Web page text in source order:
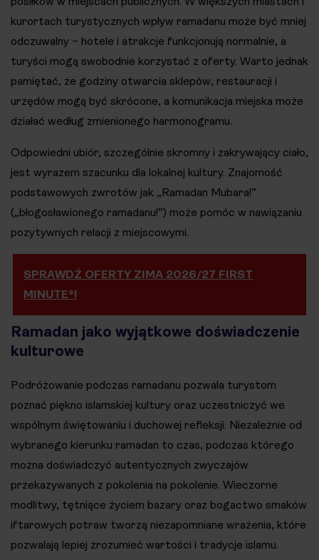
kurortach turystycznych wpływ ramadanu może być mniej
odczuwalny – hotele i atrakcje funkcjonują normalnie, a
turyści mogą swobodnie korzystać z oferty. Warto jednak
pamiętać, że godziny otwarcia sklepów, restauracji i
urzędów mogą być skrócone, a komunikacja miejska może
działać według zmienionego harmonogramu.
Odpowiedni ubiór, szczególnie skromny i zakrywający ciało,
jest wyrazem szacunku dla lokalnej kultury. Znajomość
podstawowych zwrotów jak „Ramadan Mubara!”
(„błogosławionego ramadanu!”) może pomóc w nawiązaniu
pozytywnych relacji z miejscowymi.
SPRAWDŹ OFERTY ZIMA 2026/27 FIRST
MINUTE®!
Ramadan jako wyjątkowe doświadczenie
kulturowe
Podróżowanie podczas ramadanu pozwala turystom
poznać piękno islamskiej kultury oraz uczestniczyć we
wspólnym świętowaniu i duchowej refleksji. Niezależnie od
wybranego kierunku ramadan to czas, podczas którego
można doświadczyć autentycznych zwyczajów
przekazywanych z pokolenia na pokolenie. Wieczorne
modlitwy, tętniące życiem bazary oraz bogactwo smaków
iftarowych potraw tworzą niezapomniane wrażenia, które
pozwalają lepiej zrozumieć wartości i tradycje islamu.